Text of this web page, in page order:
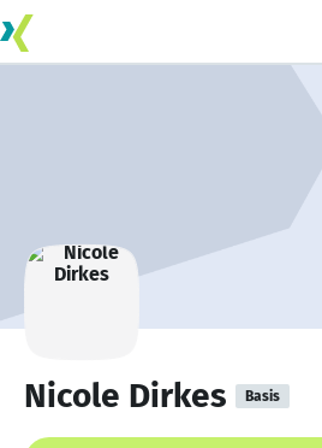
Nicole Dirkes Basis